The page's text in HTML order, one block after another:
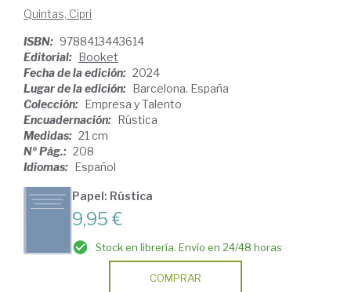
Quintas, Cipri
ISBN: 9788413443614
Editorial: Booket
Fecha de la edición: 2024
Lugar de la edición: Barcelona. España
Colección: Empresa y Talento
Encuadernación: Rústica
Medidas: 21 cm
Nº Pág.: 208
Idiomas: Español
Papel: Rústica
9,95 €
Stock en librería. Envío en 24/48 horas
COMPRAR